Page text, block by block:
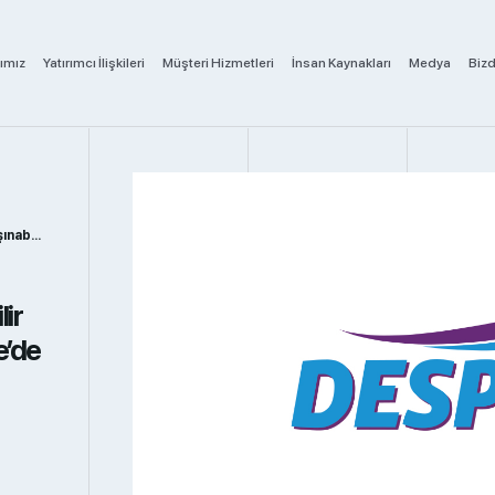
Yatırımcı İlişkileri Müşteri Hizmetleri İnsan Kaynakları Medya
...